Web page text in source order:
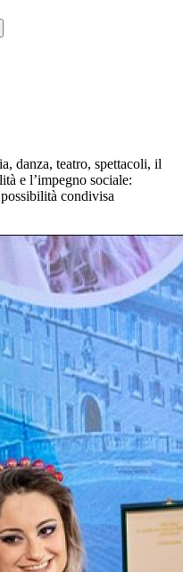
danza, teatro, spettacoli, il
e l’impegno sociale:
condivisa